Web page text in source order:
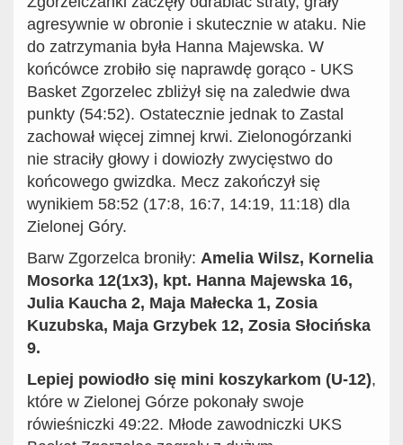
agresywnie w obronie i skutecznie w ataku. Nie
do zatrzymania była Hanna Majewska. W
końcówce zrobiło się naprawdę gorąco - UKS
Basket Zgorzelec zbliżył się na zaledwie dwa
punkty (54:52). Ostatecznie jednak to Zastal
zachował więcej zimnej krwi. Zielonogórzanki
nie straciły głowy i dowiozły zwycięstwo do
końcowego gwizdka. Mecz zakończył się
wynikiem 58:52 (17:8, 16:7, 14:19, 11:18) dla
Zielonej Góry.
Barw Zgorzelca broniły: Amelia Wilsz, Kornelia
Mosorka 12(1x3), kpt. Hanna Majewska 16,
Julia Kaucha 2, Maja Małecka 1, Zosia
Kuzubska, Maja Grzybek 12, Zosia Słocińska
9.
Lepiej powiodło się mini koszykarkom (U-12),
które w Zielonej Górze pokonały swoje
rówieśniczki 49:22. Młode zawodniczki UKS